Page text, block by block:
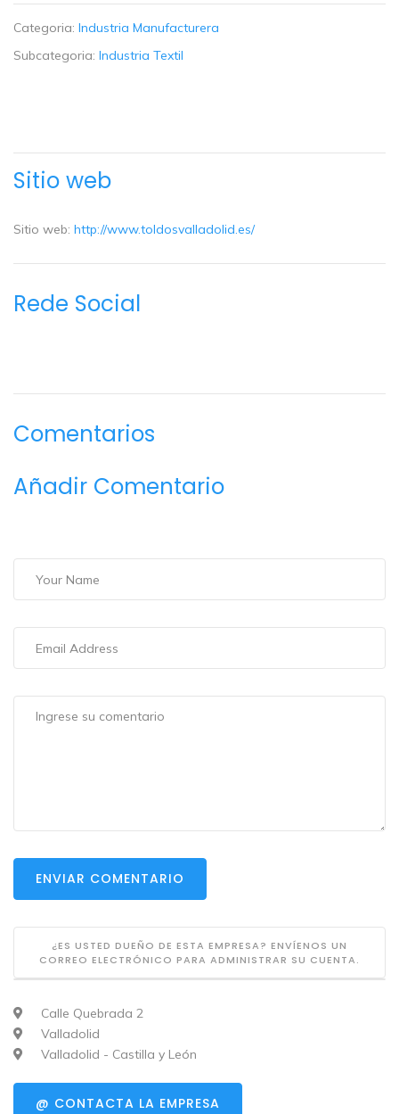
Categoria: Industria Manufacturera
Subcategoria: Industria Textil
Sitio web
Sitio web: http://www.toldosvalladolid.es/
Rede Social
Comentarios
Añadir Comentario
ENVIAR COMENTARIO
¿ES USTED DUEÑO DE ESTA EMPRESA? ENVÍENOS UN
CORREO ELECTRÓNICO PARA ADMINISTRAR SU CUENTA.
Calle Quebrada 2
Valladolid
Valladolid - Castilla y León
@ CONTACTA LA EMPRESA